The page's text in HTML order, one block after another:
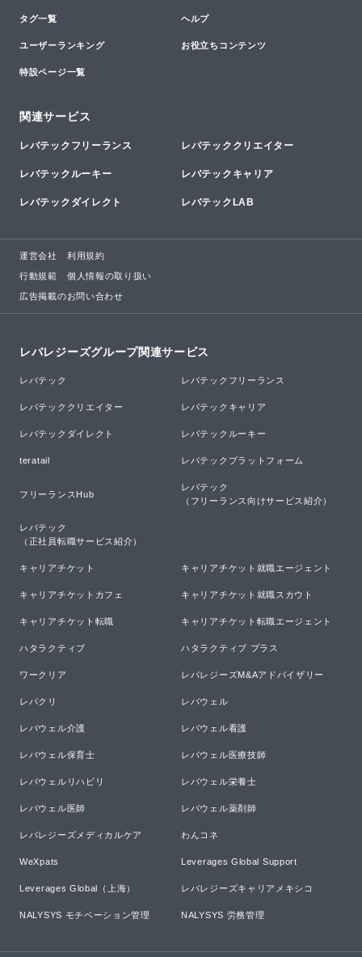
タグ一覧 ヘルプ
ユーザーランキング お役立ちコンテンツ
特設ページ一覧
関連サービス
レバテックフリーランス レバテッククリエイター
レバテックルーキー レバテックキャリア
レバテックダイレクト レバテックLAB
運営会社 利用規約
行動規範 個人情報の取り扱い
広告掲載のお問い合わせ
レバレジーズグループ関連サービス
レバテック レバテックフリーランス
レバテッククリエイター レバテックキャリア
レバテックダイレクト レバテックルーキー
teratail レバテックプラットフォーム
フリーランスHub
レバテック
（フリーランス向けサービス紹介）
レバテック
（正社員転職サービス紹介）
キャリアチケット キャリアチケット就職エージェント
キャリアチケットカフェ キャリアチケット就職スカウト
キャリアチケット転職 キャリアチケット転職エージェント
ハタラクティブ ハタラクティブ プラス
ワークリア レバレジーズM&Aアドバイザリー
レバクリ レバウェル
レバウェル介護 レバウェル看護
レバウェル保育士 レバウェル医療技師
レバウェルリハビリ レバウェル栄養士
レバウェル医師 レバウェル薬剤師
レバレジーズメディカルケア わんコネ
WeXpats Leverages Global Support
Leverages Global（上海） レバレジーズキャリアメキシコ
NALYSYS モチベーション管理 NALYSYS 労務管理